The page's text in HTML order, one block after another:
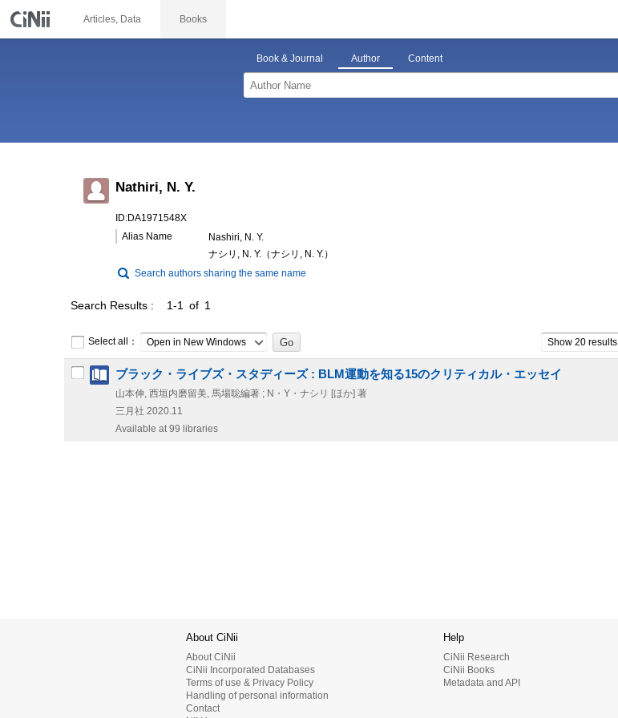
Articles, Data Books
Book & Journal Author Content
Nathiri, N. Y.
ID:DA1971548X
Alias Name
Nashiri, N. Y.
ナシリ, N. Y.（ナシリ, N. Y.）
Search authors sharing the same name
Search Results 1-1 of 1
Select all： Open in New Windows Show 20 results
ブラック・ライブズ・スタディーズ : BLM運動を知る15のクリティカル・エッセイ
山本伸, 西垣内磨留美, 馬場聡編著 ; N・Y・ナシリ [ほか] 著
三月社 2020.11
Available at 99 libraries
About CiNii
About CiNii
CiNii Incorporated Databases
Terms of use & Privacy Policy
Handling of personal information
Contact
Help
CiNii Research
CiNii Books
Metadata and API